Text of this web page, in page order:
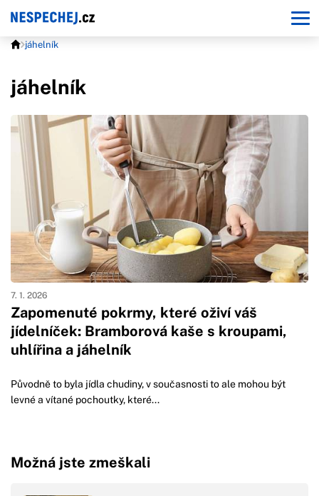
jáhelník
jáhelník
Zapomenuté pokrmy, které oživí váš
jídelníček: Bramborová kaše s kroupami,
uhlířina a jáhelník
7. 1. 2026
Původně to byla jídla chudiny, v současnosti to ale mohou být
levné a vítané pochoutky, které...
Možná jste zmeškali